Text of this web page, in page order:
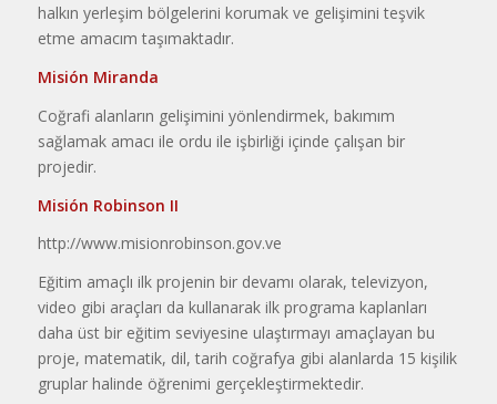
halkın yerle­şim bölgelerini korumak ve gelişimini teşvik
etme amacım taşımaktadır.
Misión Miranda
Coğrafi alanların gelişimini yön­lendirmek, bakımım
sağlamak amacı ile ordu ile işbirliği içinde çalışan bir
projedir.
Misión Robinson II
http://www.misionrobinson.gov.ve
Eğitim amaçlı ilk projenin bir de­vamı olarak, televizyon,
video gibi araçları da kullanarak ilk programa kaplanları
daha üst bir eğitim seviyesi­ne ulaştırmayı amaçlayan bu
proje, matematik, dil, tarih coğrafya gibi alanlarda 15 kişilik
gruplar halinde öğ­renimi gerçekleştirmektedir.